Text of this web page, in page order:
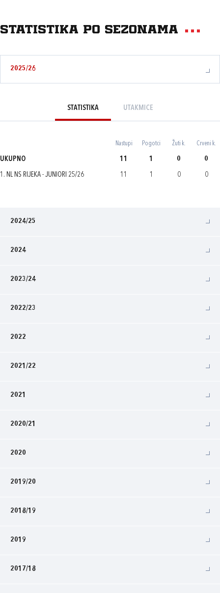
Statistika po sezonama
2025/26
STATISTIKA UTAKMICE
Nastupi Pogotci Žuti k. Crveni k.
UKUPNO 11 1 0 0
1. NL NS RIJEKA - JUNIORI 25/26 11 1 0 0
2024/25
2024
2023/24
2022/23
2022
2021/22
2021
2020/21
2020
2019/20
2018/19
2019
2017/18